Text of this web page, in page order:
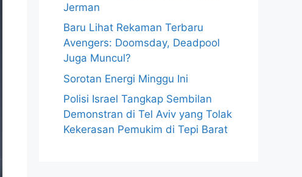
Jerman
Baru Lihat Rekaman Terbaru
Avengers: Doomsday, Deadpool
Juga Muncul?
Sorotan Energi Minggu Ini
Polisi Israel Tangkap Sembilan
Demonstran di Tel Aviv yang Tolak
Kekerasan Pemukim di Tepi Barat